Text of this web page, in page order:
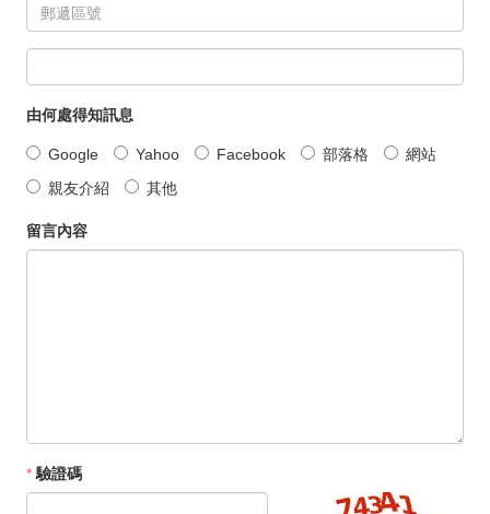
由何處得知訊息
Google Yahoo Facebook 部落格
網站
親友介紹
其他
留言內容
* 驗證碼